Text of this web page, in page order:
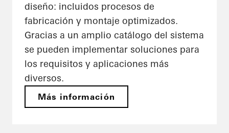
diseño: incluidos procesos de
fabricación y montaje optimizados.
Gracias a un amplio catálogo del sistema
se pueden implementar soluciones para
los requisitos y aplicaciones más
diversos.
Más información